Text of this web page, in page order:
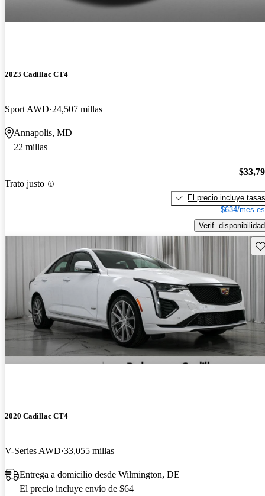
2023 Cadillac CT4
Sport AWD 24,507 millas
Annapolis, MD
22 millas
Trato justo
El precio incluye tasas
$634/mes
Verif. disponibilidad
2020 Cadillac CT4
V-Series AWD 33,055 millas
Entrega a domicilio desde Wilmington, DE
El precio incluye envío de $64